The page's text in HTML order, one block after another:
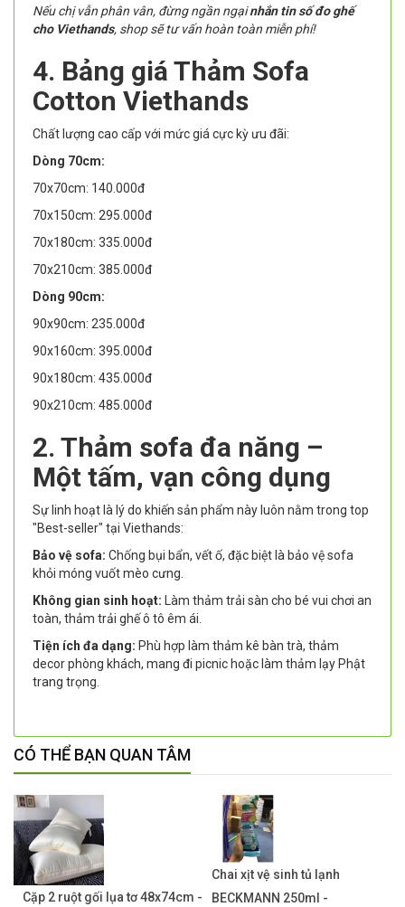
Nếu chị vẫn phân vân, đừng ngần ngạinhắn tin số đo ghế
cho Viethands, shop sẽ tư vấn hoàn toàn miễn phí!
4. Bảng giá Thảm Sofa
Cotton Viethands
Chất lượng cao cấp với mức giá cực kỳ ưu đãi:
Dòng 70cm:
70x70cm: 140.000đ
70x150cm: 295.000đ
70x180cm: 335.000đ
70x210cm: 385.000đ
Dòng 90cm:
90x90cm: 235.000đ
90x160cm: 395.000đ
90x180cm: 435.000đ
90x210cm: 485.000đ
2. Thảm sofa đa năng –
Một tấm, vạn công dụng
Sự linh hoạt là lý do khiến sản phẩm này luôn nằm trong top
"Best-seller" tại Viethands:
Bảo vệ sofa: Chống bụi bẩn, vết ố, đặc biệt là bảo vệ sofa
khỏi móng vuốt mèo cưng.
Không gian sinh hoạt: Làm thảm trải sàn cho bé vui chơi an
toàn, thảm trải ghế ô tô êm ái.
Tiện ích đa dạng: Phù hợp làm thảm kê bàn trà, thảm
decor phòng khách, mang đi picnic hoặc làm thảm lạy Phật
trang trọng.
CÓ THỂ BẠN QUAN TÂM
Cặp 2 ruột gối lụa tơ 48x74cm -
Chai xịt vệ sinh tủ lạnh
BECKMANN 250ml -